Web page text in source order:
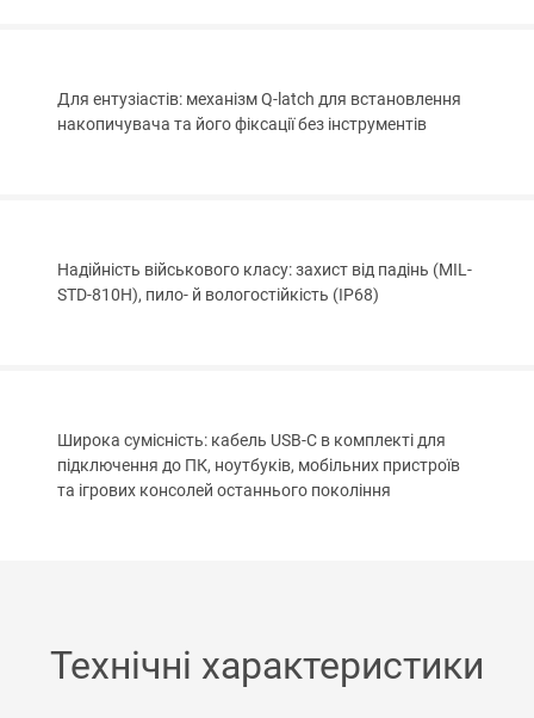
Для ентузіастів: механізм Q-latch для встановлення
накопичувача та його фіксації без інструментів
Надійність військового класу: захист від падінь (MIL-
STD-810H), пило- й вологостійкість (IP68)
Широка сумісність: кабель USB-C в комплекті для
підключення до ПК, ноутбуків, мобільних пристроїв
та ігрових консолей останнього покоління
Технічні характеристики